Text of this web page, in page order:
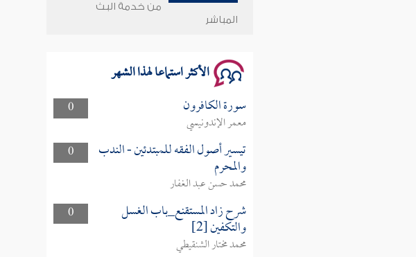
سلسلة محاضرات نفحات رمضانية
من خدمة البث
المباشر
الأكثر استماعا لهذا الشهر
0 سورة الكافرون
معمر الإندونيسي
0
تيسير أصول الفقه للمبتدئين - الندب
والمحرم
محمد حسن عبد الغفار
0
شرح زاد المستقنع_باب الغسل
والتكفين [2]
محمد مختار الشنقيطي